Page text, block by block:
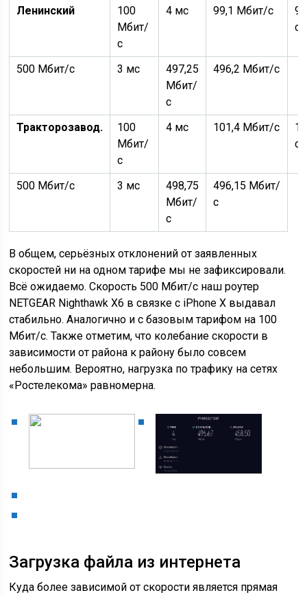
Ленинский
100
Мбит/
с
4 мс 99,1 Мбит/с
с
500 Мбит/с 3 мс
497,25
Мбит/
с
496,2 Мбит/с
Тракторозавод.
100
Мбит/
с
4 мс 101,4 Мбит/с
с
500 Мбит/с 3 мс
498,75
Мбит/
с
496,15 Мбит/
с
В общем, серьёзных отклонений от заявленных
скоростей ни на одном тарифе мы не зафиксировали.
Всё ожидаемо. Скорость 500 Мбит/с наш роутер
NETGEAR Nighthawk X6 в связке с iPhone X выдавал
стабильно. Аналогично и с базовым тарифом на 100
Мбит/с. Также отметим, что колебание скорости в
зависимости от района к району было совсем
небольшим. Вероятно, нагрузка по трафику на сетях
«Ростелекома» равномерна.
Загрузка файла из интернета
Куда более зависимой от скорости является прямая